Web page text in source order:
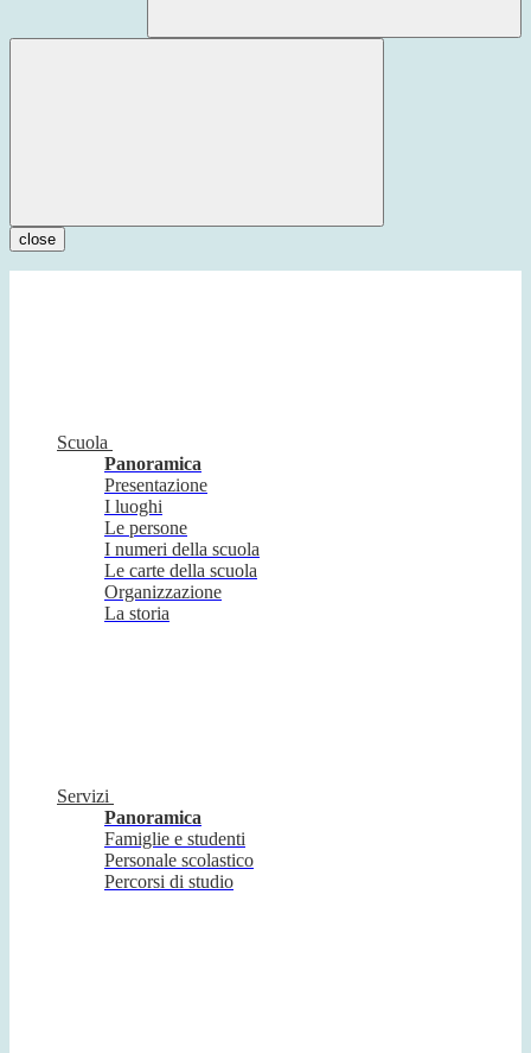
close
Scuola
Panoramica
Presentazione
I luoghi
Le persone
I numeri della scuola
Le carte della scuola
Organizzazione
La storia
Servizi
Panoramica
Famiglie e studenti
Personale scolastico
Percorsi di studio